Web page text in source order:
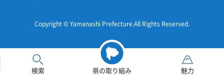
検索 県の取り組み 魅力
Copyright © Yamanashi Prefecture.All Rights Reserved.